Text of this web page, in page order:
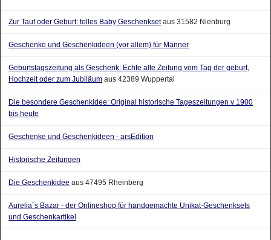
Zur Tauf oder Geburt: tolles Baby Geschenksetaus 31582 Nienburg
Geschenke und Geschenkideen (vor allem) für Männer
Geburtstagszeitung als Geschenk: Echte alte Zeitung vom Tag der geburt,
Hochzeit oder zum Jubiläum aus 42389 Wuppertal
Die besondere Geschenkidee: Original historische Tageszeitungen v 1900
bis heute
Geschenke und Geschenkideen - arsEdition
Historische Zeitungen
Die Geschenkidee aus 47495 Rheinberg
Aurelia´s Bazar - der Onlineshop für handgemachte Unikat-Geschenksets
und Geschenkartikel